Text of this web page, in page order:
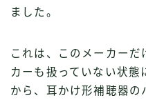
ました。
これは、このメーカー
カーも扱っていない状態
から、耳かけ形補聴器の